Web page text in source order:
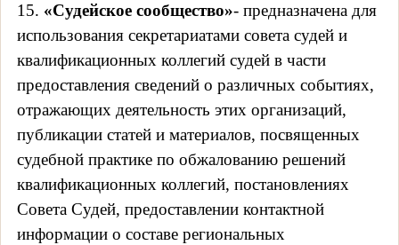
15. «Судейское сообщество»- предназначена для
использования секретариатами совета судей и
квалификационных коллегий судей в части
предоставления сведений о различных событиях,
отражающих деятельность этих организаций,
публикации статей и материалов, посвященных
судебной практике по обжалованию решений
квалификационных коллегий, постановлениях
Совета Судей, предоставлении контактной
информации о составе региональных